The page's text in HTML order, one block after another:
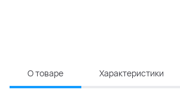
О товаре Характеристики